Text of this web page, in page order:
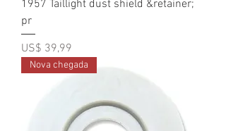
1957 Taillight dust shield &retainer;
pr
Preço
US$ 39,99
Nova chegada